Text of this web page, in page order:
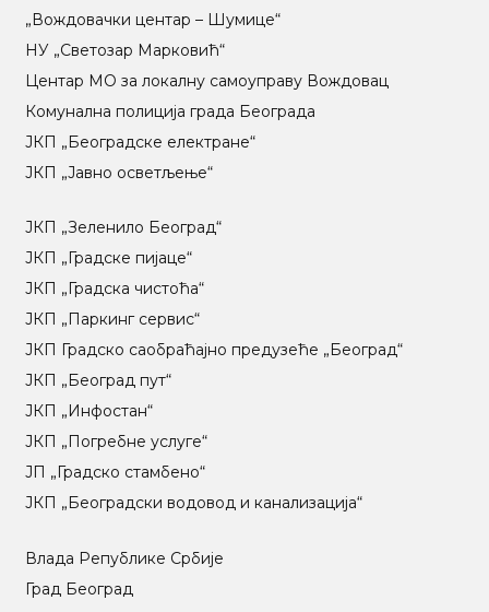
„Вождовачки центар – Шумице“
НУ „Светозар Марковић“
Центар МO за локалну самоуправу Вождовац
Комунална полиција града Београда
ЈКП „Београдске електране“
ЈКП „Јавно осветљење“
ЈКП „Зеленило Београд“
ЈКП „Градске пијаце“
ЈКП „Градска чистоћа“
ЈКП „Паркинг сервис“
ЈКП Градско саобраћајно предузеће „Београд“
ЈКП „Београд пут“
ЈКП „Инфостан“
ЈКП „Погребне услуге“
ЈП „Градско стамбено“
ЈКП „Београдски водовод и канализација“
Влада Републике Србије
Град Београд